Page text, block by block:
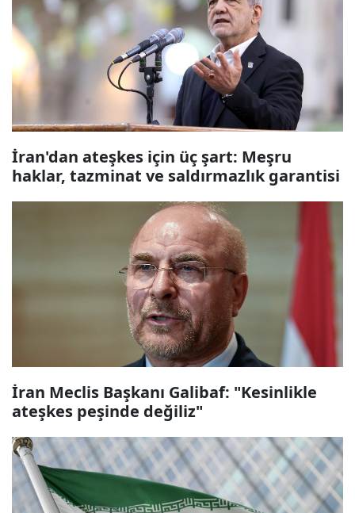
İran'dan ateşkes için üç şart: Meşru
haklar, tazminat ve saldırmazlık garantisi
İran Meclis Başkanı Galibaf: "Kesinlikle
ateşkes peşinde değiliz"